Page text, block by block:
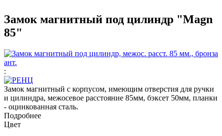
Замок магнитный под цилиндр "Magn
85"
:
Замок магнитный с корпусом, имеющим отверстия для ручки
и цилиндра, межосевое расстояние 85мм, бэксет 50мм, планки
- оцинкованная сталь.
Подробнее
Цвет